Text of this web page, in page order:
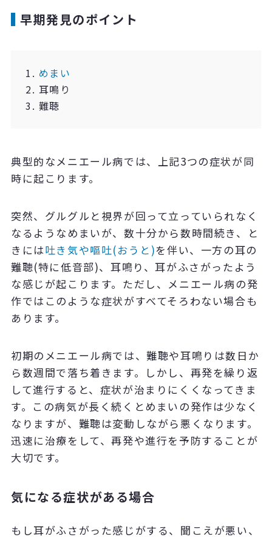
早期発見のポイント
1. めまい
2. 耳鳴り
3. 難聴
典型的なメニエール病では、上記3つの症状が同
時に起こります。
突然、グルグルと視界が回って立っていられなく
なるようなめまいが、数十分から数時間続き、と
きには吐き気や嘔吐(おうと)を伴い、一方の耳の
難聴(特に低音部)、耳鳴り、耳がふさがったよう
な感じが起こります。ただし、メニエール病の発
作ではこのような症状がすべてそろわない場合も
あります。
初期のメニエール病では、難聴や耳鳴りは数日か
ら数週間で落ち着きます。しかし、再発を繰り返
して進行すると、症状が治まりにくくなってきま
す。この病気が長く続くとめまいの発作は少なく
なりますが、難聴は変動しながら悪くなります。
迅速に治療をして、再発や進行を予防することが
大切です。
気になる症状がある場合
もし耳がふさがった感じがする、聞こえが悪い、